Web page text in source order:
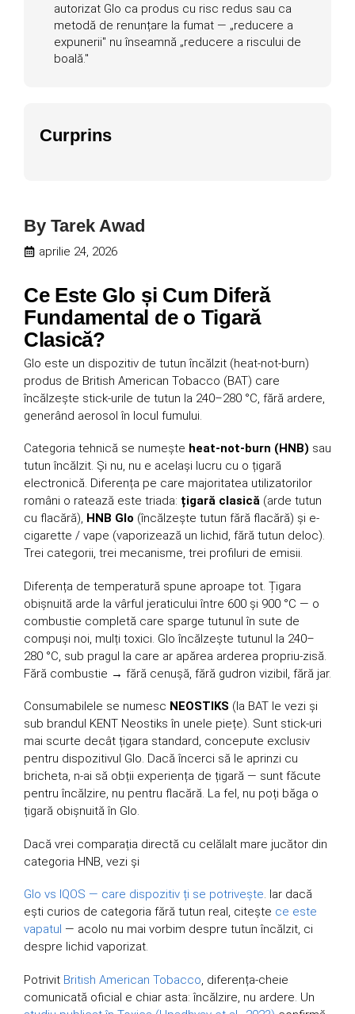
autorizat Glo ca produs cu risc redus sau ca
metodă de renunțare la fumat — „reducere a
expunerii" nu înseamnă „reducere a riscului de
boală."
Curprins
By Tarek Awad
aprilie 24, 2026
Ce Este Glo și Cum Diferă
Fundamental de o Tigară
Clasică?
Glo este un dispozitiv de tutun încălzit (heat-not-burn)
produs de British American Tobacco (BAT) care
încălzește stick-urile de tutun la 240–280 °C, fără ardere,
generând aerosol în locul fumului.
Categoria tehnică se numește heat-not-burn (HNB) sau
tutun încălzit. Și nu, nu e același lucru cu o țigară
electronică. Diferența pe care majoritatea utilizatorilor
români o ratează este triada: țigară clasică (arde tutun
cu flacără), HNB Glo (încălzește tutun fără flacără) și e-
cigarette / vape (vaporizează un lichid, fără tutun deloc).
Trei categorii, trei mecanisme, trei profiluri de emisii.
Diferența de temperatură spune aproape tot. Țigara
obișnuită arde la vârful jeraticului între 600 și 900 °C — o
combustie completă care sparge tutunul în sute de
compuși noi, mulți toxici. Glo încălzește tutunul la 240–
280 °C, sub pragul la care ar apărea arderea propriu-zisă.
Fără combustie → fără cenușă, fără gudron vizibil, fără jar.
Consumabilele se numesc NEOSTIKS (la BAT le vezi și
sub brandul KENT Neostiks în unele piețe). Sunt stick-uri
mai scurte decât țigara standard, concepute exclusiv
pentru dispozitivul Glo. Dacă încerci să le aprinzi cu
bricheta, n-ai să obții experiența de țigară — sunt făcute
pentru încălzire, nu pentru flacără. La fel, nu poți băga o
țigară obișnuită în Glo.
Dacă vrei comparația directă cu celălalt mare jucător din
categoria HNB, vezi și
Glo vs IQOS — care dispozitiv ți se potrivește. Iar dacă
ești curios de categoria fără tutun real, citește ce este
vapatul — acolo nu mai vorbim despre tutun încălzit, ci
despre lichid vaporizat.
Potrivit British American Tobacco, diferența-cheie
comunicată oficial e chiar asta: încălzire, nu ardere. Un